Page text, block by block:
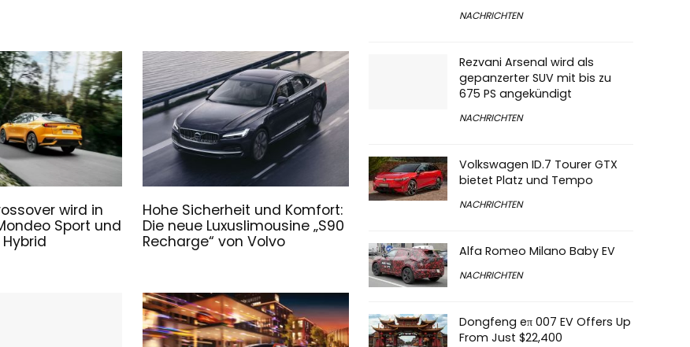
wird in
Sport und
Hohe Sicherheit und Komfort:
Die neue Luxuslimousine „S90
Recharge“ von Volvo
NACHRICHTEN
Rezvani Arsenal wird als
gepanzerter SUV mit bis zu
675 PS angekündigt
NACHRICHTEN
Volkswagen ID.7 Tourer GTX
bietet Platz und Tempo
NACHRICHTEN
Alfa Romeo Milano Baby EV
NACHRICHTEN
Dongfeng eπ 007 EV Offers Up
From Just $22,400